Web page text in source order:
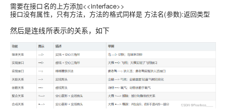
需要在接口名的上方添加<<interface>>
接口没有属性，只有方法，方法的格式同样是方法名(参数):返回类型
然后是连线所表示的关系，如下